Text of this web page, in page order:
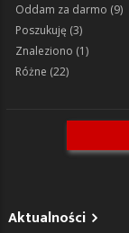
Oddam za darmo (9)
Poszukuję (3)
Znaleziono (1)
Różne (22)
Aktualności